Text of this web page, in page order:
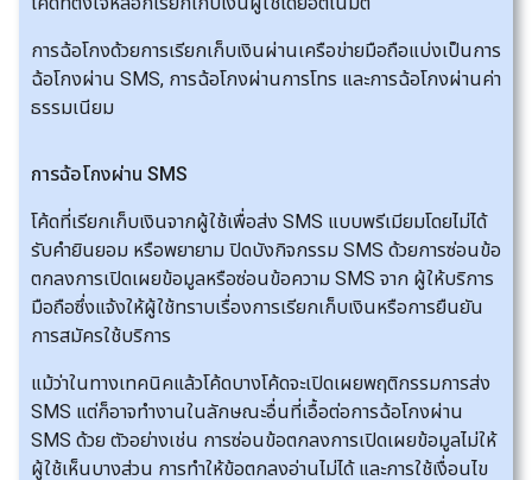
การฉ้อโกงด้วยการเรียกเก็บเงินผ่านเครือข่ายมือถือแบ่งเป็นการ
ฉ้อโกงผ่าน SMS, การฉ้อโกงผ่านการโทร และการฉ้อโกงผ่านค่า
ธรรมเนียม
การฉ้อโกงผ่าน SMS
โค้ดที่เรียกเก็บเงินจากผู้ใช้เพื่อส่ง SMS แบบพรีเมียมโดยไม่ได้
รับคำยินยอม หรือพยายาม ปิดบังกิจกรรม SMS ด้วยการซ่อนข้อ
ตกลงการเปิดเผยข้อมูลหรือซ่อนข้อความ SMS จาก ผู้ให้บริการ
มือถือซึ่งแจ้งให้ผู้ใช้ทราบเรื่องการเรียกเก็บเงินหรือการยืนยัน
การสมัครใช้บริการ
แม้ว่าในทางเทคนิคแล้วโค้ดบางโค้ดจะเปิดเผยพฤติกรรมการส่ง
SMS แต่ก็อาจทำงานในลักษณะอื่นที่เอื้อต่อการฉ้อโกงผ่าน
SMS ด้วย ตัวอย่างเช่น การซ่อนข้อตกลงการเปิดเผยข้อมูลไม่ให้
ผู้ใช้เห็นบางส่วน การทำให้ข้อตกลงอ่านไม่ได้ และการใช้เงื่อนไข